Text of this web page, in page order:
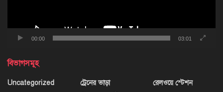
00:00 03:01
বিভাগসমূহ
Uncategorized
ট্রেনের ভাড়া
রেলওয়ে স্টেশন